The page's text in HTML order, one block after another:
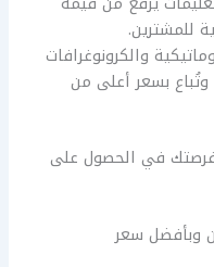
للمشترين.
والكرونوغرافات
وتُباع بسعر أعلى من
فرصتك في الحصول على
وبأفضل سعر